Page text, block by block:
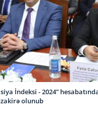
İndeksi - 2024”
olunub